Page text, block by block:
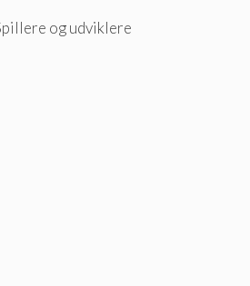
og udviklere